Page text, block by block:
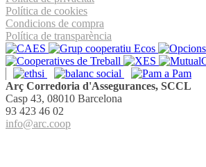
Política de cookies
Condicions de compra
Política de transparència
Arç Corredoria d'Assegurances, SCCL
Casp 43, 08010 Barcelona
93 423 46 02
info@arc.coop